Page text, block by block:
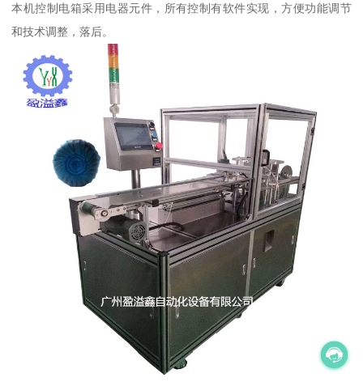
本机控制电箱采用电器元件，所有控制有软件实现，方便功能调节
和技术调整，落后。